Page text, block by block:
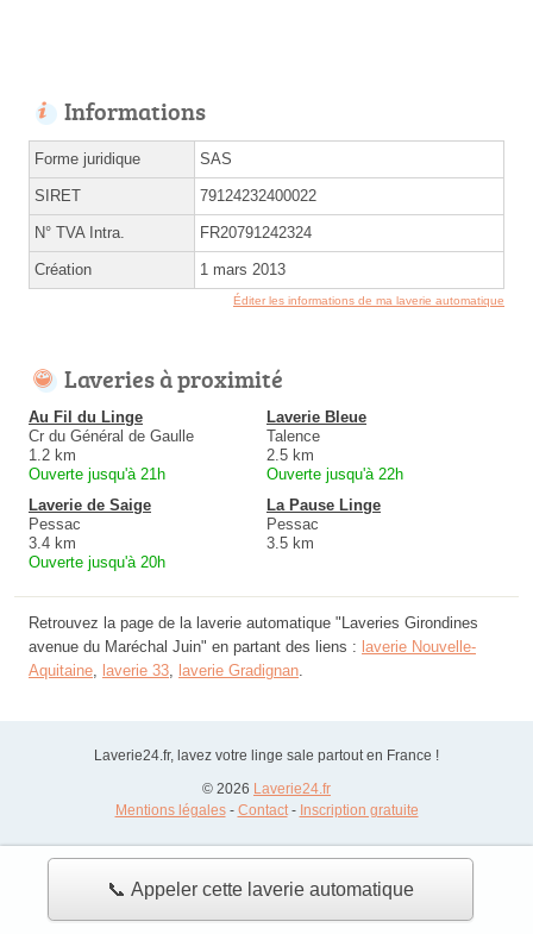
📞 Appeler cette laverie automatique
Informations
Forme juridique SAS
SIRET 79124232400022
N° TVA Intra. FR20791242324
Création 1 mars 2013
Éditer les informations de ma laverie automatique
Laveries à proximité
Au Fil du Linge
Cr du Général de Gaulle
1.2 km
Ouverte jusqu'à 21h
Laverie Bleue
Talence
2.5 km
Ouverte jusqu'à 22h
Laverie de Saige
Pessac
3.4 km
Ouverte jusqu'à 20h
La Pause Linge
Pessac
3.5 km
Retrouvez la page de la laverie automatique "Laveries Girondines
avenue du Maréchal Juin" en partant des liens : laverie Nouvelle-
Aquitaine, laverie 33, laverie Gradignan.
Laverie24.fr, lavez votre linge sale partout en France !
© 2026 Laverie24.fr
Mentions légales- Contact- Inscription gratuite